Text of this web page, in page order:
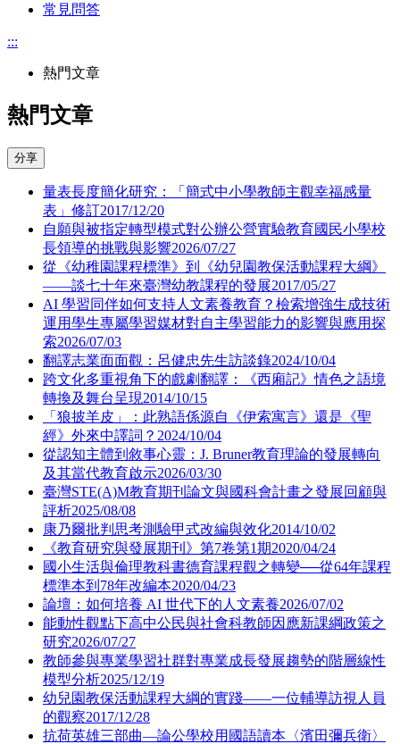
常見問答
:::
熱門文章
熱門文章
分享
量表長度簡化研究：「簡式中小學教師主觀幸福感量
表」修訂2017/12/20
自願與被指定轉型模式對公辦公營實驗教育國民小學校
長領導的挑戰與影響2026/07/27
從《幼稚園課程標準》到《幼兒園教保活動課程大綱》
——談七十年來臺灣幼教課程的發展2017/05/27
AI 學習同伴如何支持人文素養教育？檢索增強生成技術
運用學生專屬學習媒材對自主學習能力的影響與應用探
索2026/07/03
翻譯志業面面觀：呂健忠先生訪談錄2024/10/04
跨文化多重視角下的戲劇翻譯：《西廂記》情色之語境
轉換及舞台呈現2014/10/15
「狼披羊皮」：此熟語係源自《伊索寓言》還是《聖
經》外來中譯詞？ 2024/10/04
從認知主體到敘事心靈：J. Bruner教育理論的發展轉向
及其當代教育啟示2026/03/30
臺灣STE(A)M教育期刊論文與國科會計畫之發展回顧與
評析2025/08/08
康乃爾批判思考測驗甲式改編與效化2014/10/02
《教育研究與發展期刊》第7卷第1期2020/04/24
國小生活與倫理教科書德育課程觀之轉變──從64年課程
標準本到78年改編本2020/04/23
論壇：如何培養 AI 世代下的人文素養2026/07/02
能動性觀點下高中公民與社會科教師因應新課綱政策之
研究2026/07/27
教師參與專業學習社群對專業成長發展趨勢的階層線性
模型分析2025/12/19
幼兒園教保活動課程大綱的實踐——一位輔導訪視人員
的觀察2017/12/28
抗荷英雄三部曲—論公學校用國語讀本〈濱田彌兵衛〉